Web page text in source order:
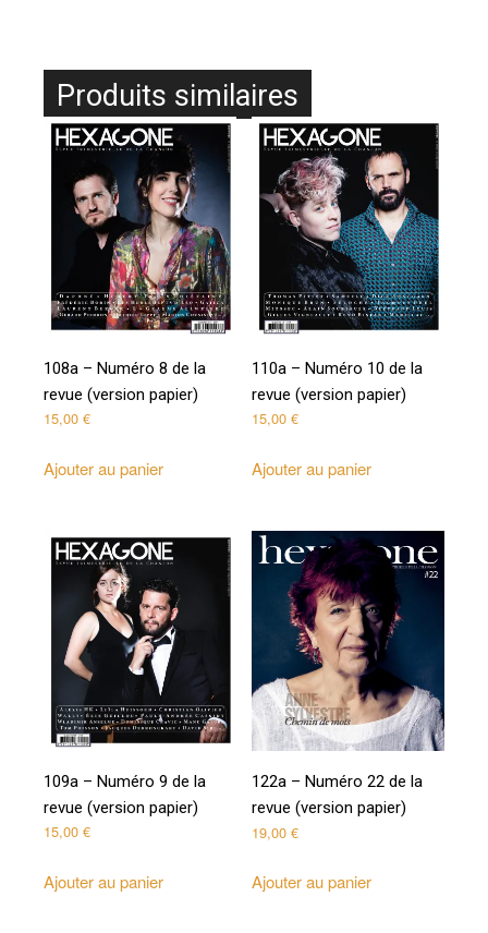
Produits similaires
108a – Numéro 8 de la
revue (version papier)
15,00 €
Ajouter au panier
110a – Numéro 10 de la
revue (version papier)
15,00€
Ajouter au panier
109a – Numéro 9 de la
revue (version papier)
15,00 €
Ajouter au panier
122a – Numéro 22 de la
revue (version papier)
19,00€
Ajouter au panier